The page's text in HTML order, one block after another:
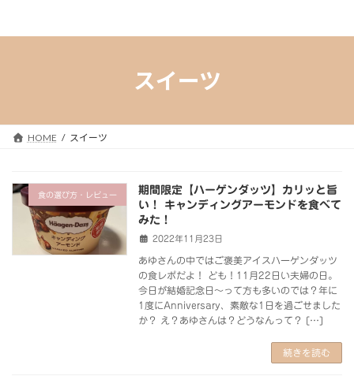
スイーツ
HOME スイーツ
食の選び方・レビュー
期間限定【ハーゲンダッツ】カリッと旨
い！ キャンディングアーモンドを食べて
みた！
2022年11月23日
あゆさんの中ではご褒美アイスハーゲンダッツ
の食レポだよ！ ども！11月22日い夫婦の日。
今日が結婚記念日～って方も多いのでは？年に
1度にAnniversary、素敵な1日を過ごせました
か？ え？あゆさんは？どうなんって？ […]
続きを読む